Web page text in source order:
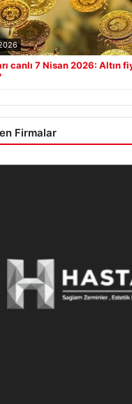
canlı 7 Nisan 2026: Altın
Firmalar